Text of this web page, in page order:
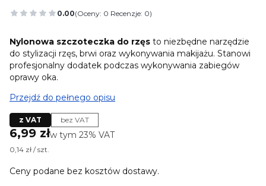
0.00(Oceny: 0 Recenzje: 0)
Przejdź do sekcji Opinie
Nylonowa szczoteczka do rzęs to niezbędne narzędzie
do stylizacji rzęs, brwi oraz wykonywania makijażu. Stanowi
profesjonalny dodatek podczas wykonywania zabiegów
oprawy oka.
Przejdź do pełnego opisu
z VAT bez VAT
Cena
6,99 złw tym 23% VAT
w tym 23% VAT
0,14 zł / szt.
Ceny podane bez kosztów dostawy.